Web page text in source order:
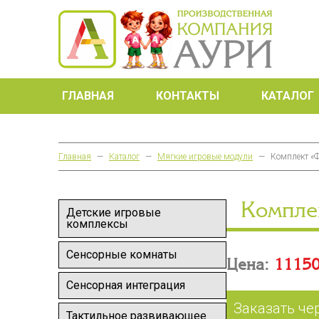
ГЛАВНАЯ КОНТАКТЫ КАТАЛОГ
Главная — Каталог — Мягкие игровые модули — Комплект
Детские игровые
комплексы
Сенсорные комнаты
Сенсорная интеграция
Тактильное развивающее
Цена:
Заказать